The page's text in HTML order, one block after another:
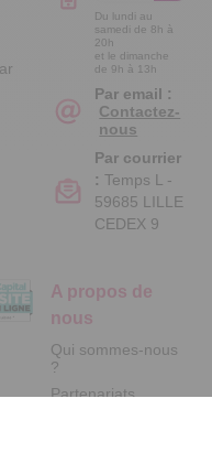
A propos de
nous
Qui sommes-nous
?
Partenariats
Du lundi au
samedi de 8h à
20h
et le dimanche
de 9h à 13h
Par email :
Contactez-
nous
Par courrier
: Temps L -
59685 LILLE
CEDEX 9